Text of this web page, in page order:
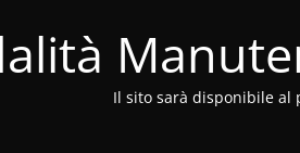
Il sito sarà disponibile al